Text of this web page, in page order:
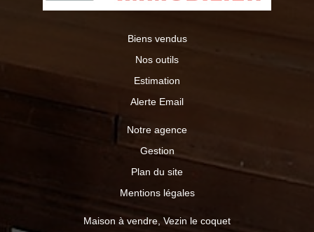
Biens vendus
Nos outils
Estimation
Alerte Email
Notre agence
Gestion
Plan du site
Mentions légales
Maison à vendre, Vezin le coquet